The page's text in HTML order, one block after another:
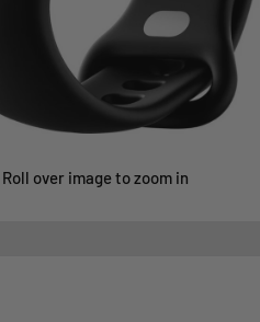
Roll over image to zoom in